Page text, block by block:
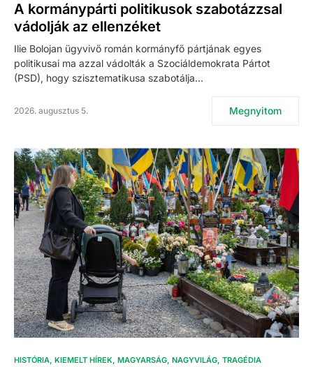
A kormánypárti politikusok szabotázzsal
vádolják az ellenzéket
Ilie Bolojan ügyvivő román kormányfő pártjának egyes
politikusai ma azzal vádolták a Szociáldemokrata Pártot
(PSD), hogy szisztematikusa szabotálja…
2026. augusztus 5. Megnyitom
HISTÓRIA KIEMELT HÍREK MAGYARSÁG NAGYVILÁG TRAGÉDIA